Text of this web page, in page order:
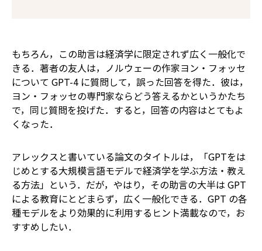
もちろん，この助言は経済学に限定されず広く一般化で
きる．著者の友人は，ノルウェーの作家ヨン・フォッセ
について GPT-4 に質問して，誤った回答を得た．彼は，
ヨン・フォッセの専門家ならどう答えるかというかたち
で，同じ質問を投げた．すると，回答の内容はとてもよ
くなった．
アレックスと書いている論文のタイトルは，「GPTをは
じめとする大規模言語モデルで経済学を学ぶ方法・教え
る方法」という．だが，やはり，その助言の大半は GPT
による教育にとどまらず，広く一般化できる．GPT の各
種モデルをより効果的に利用するヒント満載なので，お
すすめしたい．